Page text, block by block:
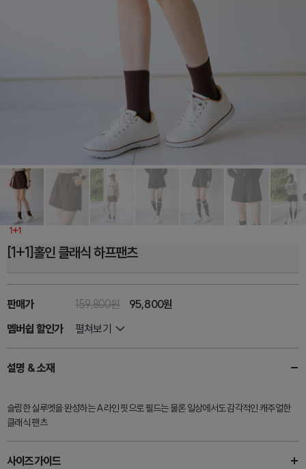
[1+1]홀인 클래식 하프팬츠
판매가 159,800원
95,800원
멤버쉽 할인가
펼쳐보기
설명 & 소재
슬림한 실루엣을 완성하는 A라인 핏으로 필드는 물론 일상에서도 감각적인 캐주얼한
클래식 팬츠
사이즈가이드